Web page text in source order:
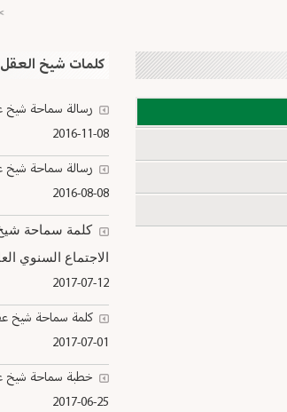
كلمات شيخ العقل
رسالة سماحة شيخ
2016-11-08
رسالة سماحة شيخ
2016-08-08
كلمة سماحة شيخ
الاجتماع السنوي
2017-07-12
كلمة سماحة شيخ
2017-07-01
خطبة سماحة شيخ
2017-06-25